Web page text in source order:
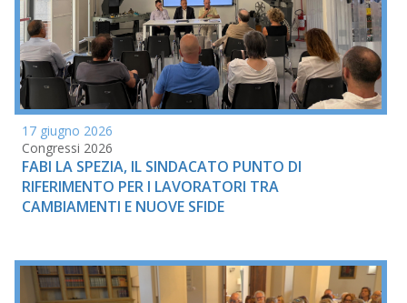
17 giugno 2026
Congressi 2026
FABI LA SPEZIA, IL SINDACATO PUNTO DI
RIFERIMENTO PER I LAVORATORI TRA
CAMBIAMENTI E NUOVE SFIDE